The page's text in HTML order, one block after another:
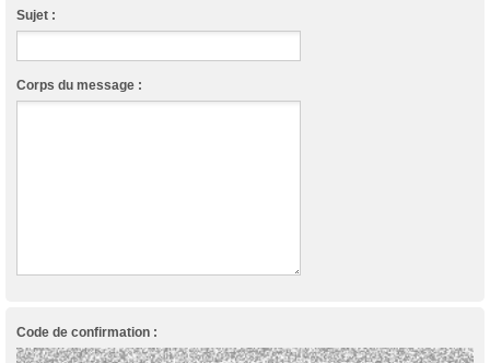
Sujet :
Corps du message :
Code de confirmation :